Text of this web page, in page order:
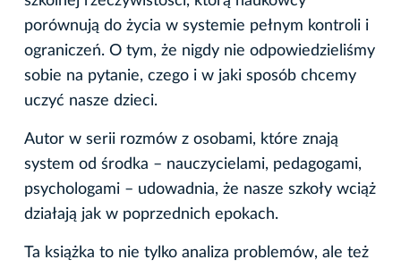
porównują do życia w systemie pełnym kontroli i
ograniczeń. O tym, że nigdy nie odpowiedzieliśmy
sobie na pytanie, czego i w jaki sposób chcemy
uczyć nasze dzieci.
Autor w serii rozmów z osobami, które znają
system od środka – nauczycielami, pedagogami,
psychologami – udowadnia, że nasze szkoły wciąż
działają jak w poprzednich epokach.
Ta książka to nie tylko analiza problemów, ale też